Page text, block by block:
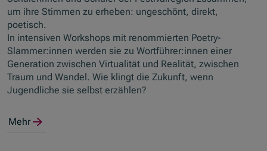
um ihre Stimmen zu erheben: ungeschönt, direkt,
poetisch.
In intensiven Workshops mit renommierten Poetry-
Slammer:innen werden sie zu Wortführer:innen einer
Generation zwischen Virtualität und Realität, zwischen
Traum und Wandel. Wie klingt die Zukunft, wenn
Jugendliche sie selbst erzählen?
Mehr